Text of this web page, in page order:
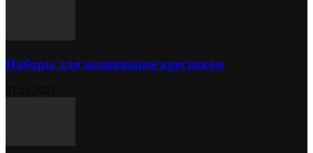
Наборы для вышивания крестиком